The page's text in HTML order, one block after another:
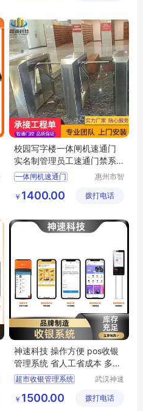
校园写字楼一体闸机速通门
实名制管理员工速通门禁系
统
一体闸机速通门
实名制管理速通门
惠州市智
技有限公
￥ 1400.00 拨打电话
神速科技 操作方便 pos收银
管理系统 省人工省成本 多门
店可覆盖
超市收银管理系统
前厅收银系统
武汉神速
公司
￥ 1500.00 拨打电话